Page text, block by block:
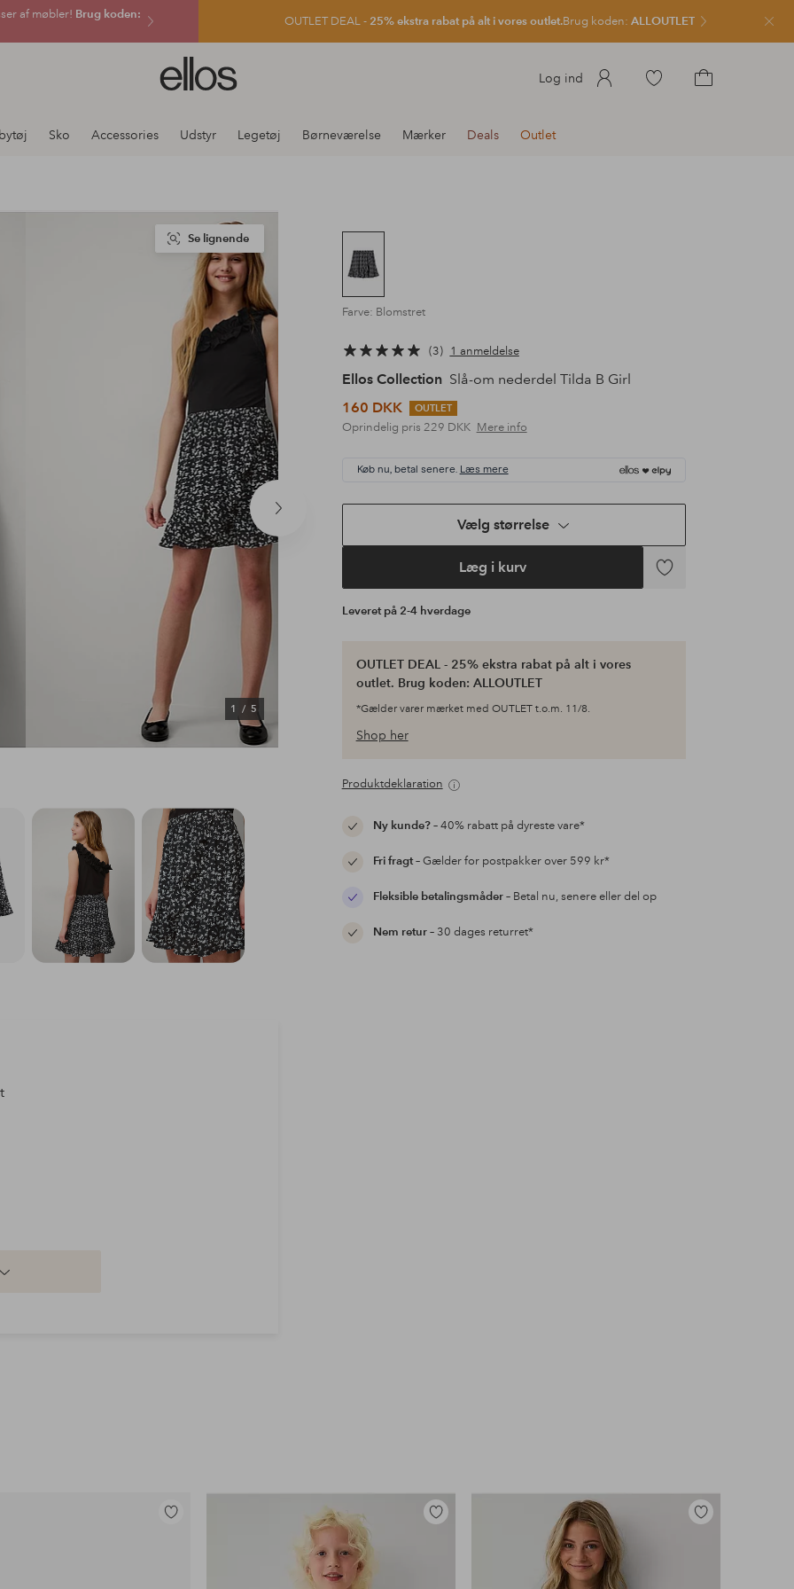
af møbler! Brug koden:
OUTLET DEAL - 25% ekstra rabat på alt i vores outlet.Brug koden: ALLOUTLET Luk
Ellos
logo
Log ind
Gå
Sko Accessories Udstyr Legetøj Børneværelse Mærker Deals Outlet
Næste
produkt
1/ 5
Se lignende
Farve: Blomstret
3 1 anmeldelse
Ellos Collection Slå-om nederdel Tilda B Girl
160 DKK
OUTLET
Oprindelig pris 229 DKK Mere info
Køb nu, betal senere. Læs mere
Vælg størrelse
Læg i kurv
Tilføj
Leveret på 2-4 hverdage
OUTLET DEAL - 25% ekstra rabat på alt i vores
outlet. Brug koden: ALLOUTLET
*Gælder varer mærket med OUTLET t.o.m. 11/8.
Shop her
Produktdeklaration
Ny kunde?– 40% rabatt på dyreste vare*
Fri fragt– Gælder for postpakker over 599 kr*
Fleksible betalingsmåder– Betal nu, senere eller del op
Nem retur– 30 dages returret*
Tilføj
Tilføj
Tilføj